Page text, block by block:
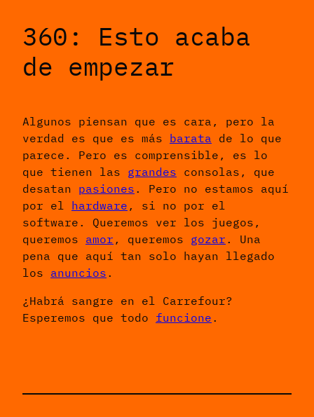
360: Esto acaba
de empezar
Algunos piensan que es cara, pero la
verdad es que es más barata de lo que
parece. Pero es comprensible, es lo
que tienen las grandes consolas, que
desatan pasiones . Pero no estamos aquí
por el hardware , si no por el
software. Queremos ver los juegos,
queremos amor , queremos gozar . Una
pena que aquí tan solo hayan llegado
los anuncios .
¿Habrá sangre en el Carrefour?
Esperemos que todo funcione .